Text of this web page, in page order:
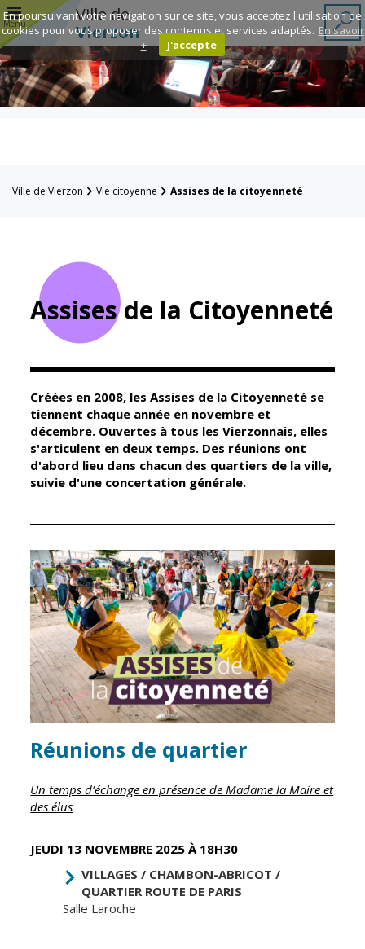
Menu
Ville de
Vierzon
Annuaire des
associations
Mairie
Élus
Conseil
Municipal
Services de la
Marchés
publics
Cimetières
Titres
d'identité
État civil
Élections
Jumelages
Publication des
actes
Journal
municipal
Actualités
Agenda
Fil de l'info
Guichet unique
Petite enfance
Relais petite
enfance
Scolarité
Établissements
scolaires
Accueil avant
et après classe
Réussite
éducative et
inclusion
Inscriptions
scolaires 2026-
Enfance
Centres de
loisirs
Espace jeunes
Ville de Vierzon Vie citoyenne Assises de la citoyenneté
Assises de la Citoyenneté
Créées en 2008, les Assises de la Citoyenneté se
tiennent chaque année en novembre et
décembre. Ouvertes à tous les Vierzonnais, elles
s'articulent en deux temps. Des réunions ont
d'abord lieu dans chacun des quartiers de la ville,
suivie d'une concertation générale.
Réunions de quartier
Un temps d’échange en présence de Madame la Maire et
des élus
JEUDI 13 NOVEMBRE 2025 À 18H30
VILLAGES / CHAMBON-ABRICOT /
QUARTIER ROUTE DE PARIS
Salle Laroche
En poursuivant votre navigation sur ce site, vous acceptez l'utilisation de
cookies pour vous proposer des contenus et services adaptés. En savoir
+
J'accepte